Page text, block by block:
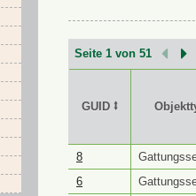
Seite 1 von 51
GUID ⭥
GUID ⭥
8
6